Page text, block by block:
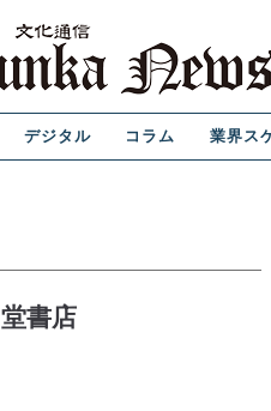
デジタル コラム 業界ス
書店